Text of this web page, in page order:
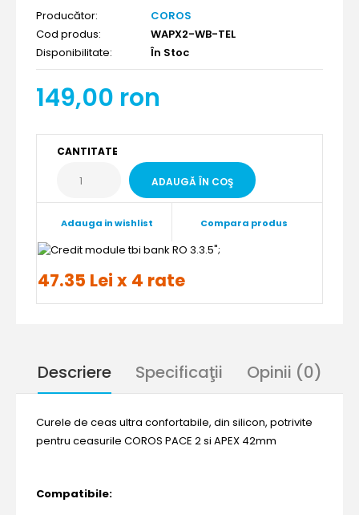
Producător:
COROS
Cod produs:
WAPX2-WB-TEL
Disponibilitate:
În Stoc
149,00 ron
CANTITATE
Adauga in wishlist Compara produs
";
47.35 Lei x 4 rate
Descriere Specificaţii Opinii (0)
Curele de ceas ultra confortabile, din silicon, potrivite
pentru ceasurile COROS PACE 2 si APEX 42mm
Compatibile: